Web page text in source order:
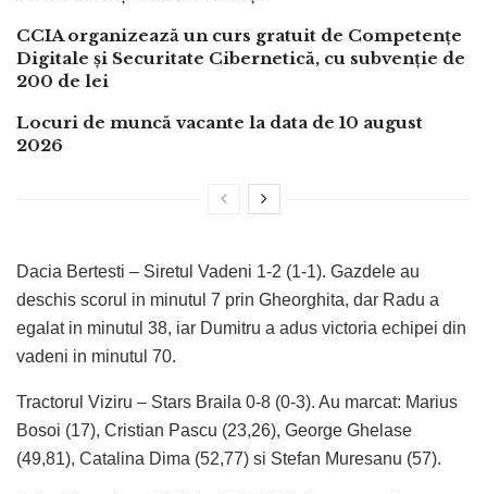
CCIA organizează un curs gratuit de Competențe
Digitale și Securitate Cibernetică, cu subvenție de
200 de lei
Locuri de muncă vacante la data de 10 august
2026
Dacia Bertesti – Siretul Vadeni 1-2 (1-1). Gazdele au
deschis scorul in minutul 7 prin Gheorghita, dar Radu a
egalat in minutul 38, iar Dumitru a adus victoria echipei din
vadeni in minutul 70.
Tractorul Viziru – Stars Braila 0-8 (0-3). Au marcat: Marius
Bosoi (17), Cristian Pascu (23,26), George Ghelase
(49,81), Catalina Dima (52,77) si Stefan Muresanu (57).